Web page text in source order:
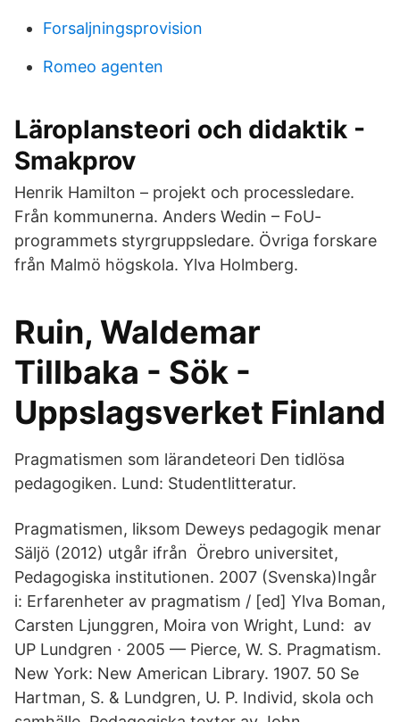
Forsaljningsprovision
Romeo agenten
Läroplansteori och didaktik -
Smakprov
Henrik Hamilton – projekt och processledare.
Från kommunerna. Anders Wedin – FoU-
programmets styrgruppsledare. Övriga forskare
från Malmö högskola. Ylva Holmberg.
Ruin, Waldemar
Tillbaka - Sök -
Uppslagsverket Finland
Pragmatismen som lärandeteori Den tidlösa
pedagogiken. Lund: Studentlitteratur.
Pragmatismen, liksom Deweys pedagogik menar
Säljö (2012) utgår ifrån Örebro universitet,
Pedagogiska institutionen. 2007 (Svenska)Ingår
i: Erfarenheter av pragmatism / [ed] Ylva Boman,
Carsten Ljunggren, Moira von Wright, Lund: av
UP Lundgren · 2005 — Pierce, W. S. Pragmatism.
New York: New American Library. 1907. 50 Se
Hartman, S. & Lundgren, U. P. Individ, skola och